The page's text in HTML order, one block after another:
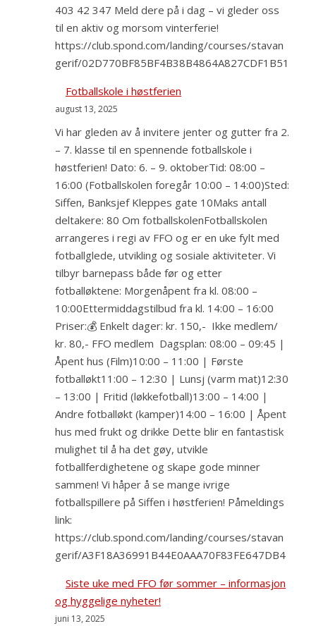
403 42 347 Meld dere på i dag – vi gleder oss
til en aktiv og morsom vinterferie!
https://club.spond.com/landing/courses/stavan
gerif/02D770BF85BF4B38B4864A827CDF1B51
Fotballskole i høstferien
august 13, 2025
Vi har gleden av å invitere jenter og gutter fra 2.
– 7. klasse til en spennende fotballskole i
høstferien! Dato: 6. – 9. oktoberTid: 08:00 –
16:00 (Fotballskolen foregår 10:00 – 14:00)Sted:
Siffen, Banksjef Kleppes gate 10Maks antall
deltakere: 80 Om fotballskolenFotballskolen
arrangeres i regi av FFO og er en uke fylt med
fotballglede, utvikling og sosiale aktiviteter. Vi
tilbyr barnepass både før og etter
fotballøktene: Morgenåpent fra kl. 08:00 –
10:00Ettermiddagstilbud fra kl. 14:00 – 16:00
Priser:💰 Enkelt dager: kr. 150,- Ikke medlem/
kr. 80,- FFO medlem Dagsplan: 08:00 – 09:45 |
Åpent hus (Film)10:00 – 11:00 | Første
fotballøkt11:00 – 12:30 | Lunsj (varm mat)12:30
– 13:00 | Fritid (løkkefotball)13:00 – 14:00 |
Andre fotballøkt (kamper)14:00 – 16:00 | Åpent
hus med frukt og drikke Dette blir en fantastisk
mulighet til å ha det gøy, utvikle
fotballferdighetene og skape gode minner
sammen! Vi håper å se mange ivrige
fotballspillere på Siffen i høstferien! Påmeldings
link:
https://club.spond.com/landing/courses/stavan
gerif/A3F18A36991B44E0AAA70F83FE647DB4
Siste uke med FFO før sommer – informasjon
og hyggelige nyheter!
juni 13, 2025